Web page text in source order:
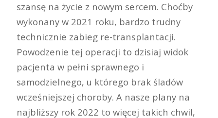
szansę na życie z nowym sercem. Choćby
wykonany w 2021 roku, bardzo trudny
technicznie zabieg re-transplantacji.
Powodzenie tej operacji to dzisiaj widok
pacjenta w pełni sprawnego i
samodzielnego, u którego brak śladów
wcześniejszej choroby. A nasze plany na
najbliższy rok 2022 to więcej takich chwil,